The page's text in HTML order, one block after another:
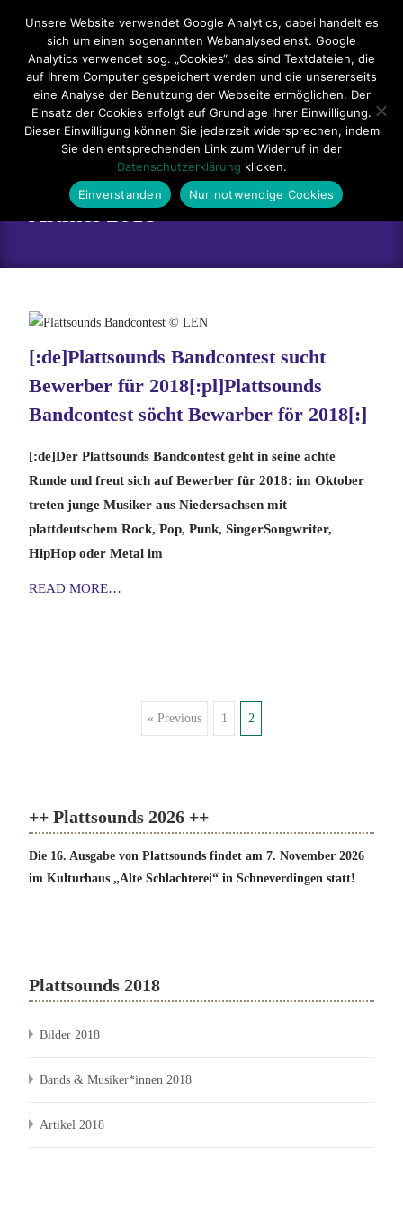
Impressum Datenschutzerklärung
Teilnahmebedingungen
Sitemap
Kontakt
Artikel 2018
[:de]Plattsounds Bandcontest sucht
Bewerber für 2018[:pl]Plattsounds
Bandcontest söcht Bewarber för 2018[:]
[:de]Der Plattsounds Bandcontest geht in seine achte
Runde und freut sich auf Bewerber für 2018: im Oktober
treten junge Musiker aus Niedersachsen mit
plattdeutschem Rock, Pop, Punk, SingerSongwriter,
HipHop oder Metal im
READ MORE…
« Previous 1 2
++ Plattsounds 2026 ++
Die 16. Ausgabe von Plattsounds findet am 7. November 2026
im Kulturhaus „Alte Schlachterei“ in Schneverdingen statt!
Plattsounds 2018
Bilder 2018
Bands & Musiker*innen 2018
Artikel 2018
Hauptmenü
Unsere Website verwendet Google Analytics, dabei handelt es
sich um einen sogenannten Webanalysedienst. Google
Analytics verwendet sog. „Cookies“, das sind Textdateien, die
auf Ihrem Computer gespeichert werden und die unsererseits
eine Analyse der Benutzung der Webseite ermöglichen. Der
Einsatz der Cookies erfolgt auf Grundlage Ihrer Einwilligung.
Dieser Einwilligung können Sie jederzeit widersprechen, indem
Sie den entsprechenden Link zum Widerruf in der
Datenschutzerklärung klicken.
Einverstanden
Nur notwendige Cookies